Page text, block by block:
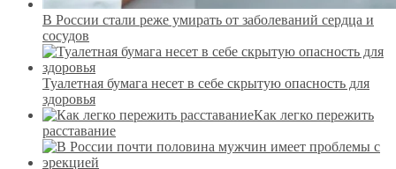
В России стали реже умирать от заболеваний сердца и
сосудов
Туалетная бумага несет в себе скрытую опасность для
здоровья
Как легко пережить
расставание